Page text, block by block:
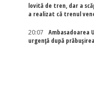
lovită de tren, dar a
a realizat că trenul
20:07
Ambasadoarea
urgență după